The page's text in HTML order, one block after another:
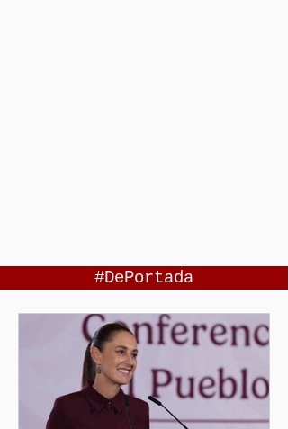
#DePortada